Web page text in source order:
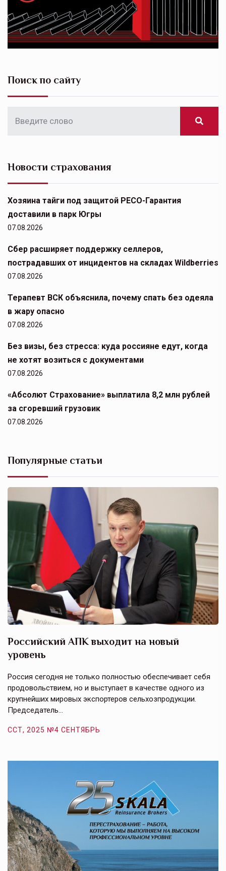
Поиск по сайту
Новости страхования
Хозяина тайги под защитой РЕСО-Гарантия
доставили в парк Югры
07.08.2026
Сбер расширяет поддержку селлеров,
пострадавших от инцидентов на складах Wildberries
07.08.2026
Терапевт ВСК объяснила, почему спать без одеяла
в жару опасно
07.08.2026
Без визы, без стресса: куда россияне едут, когда
не хотят возиться с документами
07.08.2026
«Абсолют Страхование» выплатила 8,2 млн рублей
за сгоревший грузовик
07.08.2026
Популярные статьи
Российский АПК выходит на новый
уровень
Россия сегодня не только полностью обеспечивает себя
продовольствием, но и выступает в качестве одного из
крупнейших мировых экспортеров сельхозпродукции.
Председатель…
ССТ, 2025 №4 СЕНТЯБРЬ